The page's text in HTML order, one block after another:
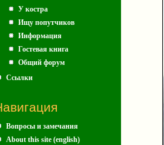
У костра
Ищу попутчиков
Информация
Гостевая книга
Общий форум
Ссылки
Вопросы и замечания
About this site (english)